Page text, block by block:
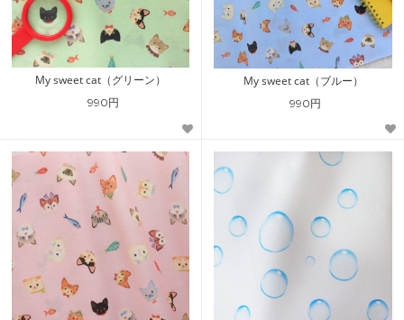
My sweet cat（グリーン）
990円
My sweet cat（ブルー）
990円